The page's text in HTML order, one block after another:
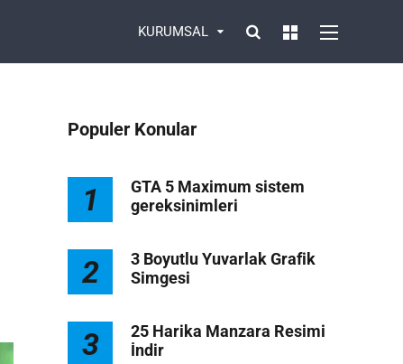
KURUMSAL
Populer Konular
1
GTA 5 Maximum sistem
gereksinimleri
2
3 Boyutlu Yuvarlak Grafik
Simgesi
3
25 Harika Manzara Resimi
İndir